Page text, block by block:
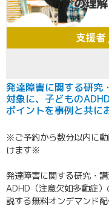
発達障害に関する研究
対象に、子どもの
ポイントを事例と共に
※ご予約から数分以内に
けます※
発達障害に関する研究・
ADHD（注意欠如多動症
説する無料オンデマンド配